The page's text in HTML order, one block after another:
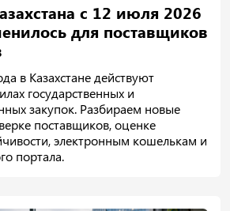
с 12 июля 2026
для поставщиков
в Казахстане действуют
государственных и
закупок. Разбираем новые
поставщиков, оценке
электронным кошелькам и
портала.